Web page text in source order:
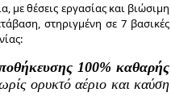
με θέσεις εργασίας και βιώσιμη
στηριγμένη σε 7 βασικές
100% καθαρής
ορυκτό αέριο και καύση